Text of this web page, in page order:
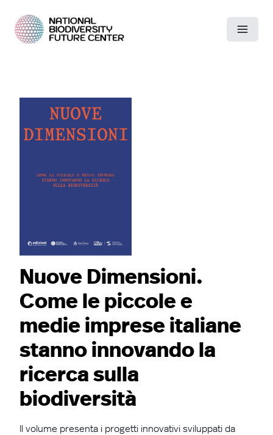
Nuove Dimensioni.
Come le piccole e
medie imprese italiane
stanno innovando la
ricerca sulla
biodiversità
Il volume presenta i progetti innovativi sviluppati da